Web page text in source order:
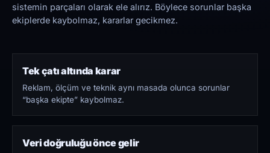
sistemin parçaları olarak ele alırız. Böylece sorunlar başka
ekiplerde kaybolmaz, kararlar gecikmez.
Tek çatı altında karar
Reklam, ölçüm ve teknik aynı masada olunca sorunlar
“başka ekipte” kaybolmaz.
Veri doğruluğu önce gelir